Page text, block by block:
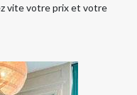
vite votre prix et votre